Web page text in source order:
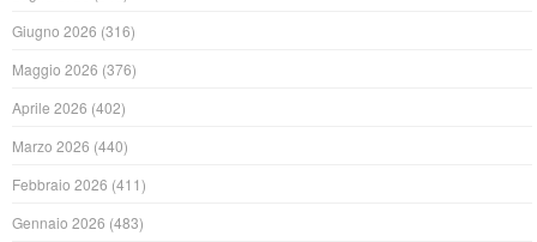
Giugno 2026 (316)
Maggio 2026 (376)
Aprile 2026 (402)
Marzo 2026 (440)
Febbraio 2026 (411)
Gennaio 2026 (483)